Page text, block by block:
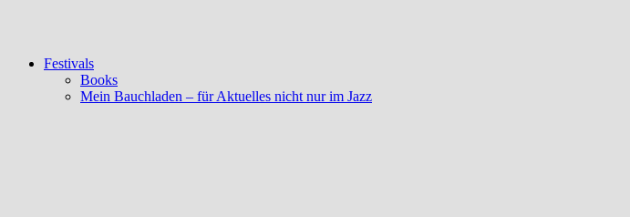
Festivals
Books
Mein Bauchladen – für Aktuelles nicht nur im Jazz